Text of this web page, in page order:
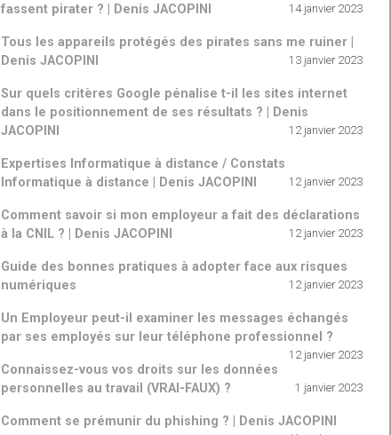
fassent pirater ? | Denis JACOPINI
14 janvier 2023
Tous les appareils protégés des pirates sans me ruiner |
Denis JACOPINI
13 janvier 2023
Sur quels critères Google pénalise t-il les sites internet
dans le positionnement de ses résultats ? | Denis
JACOPINI
12 janvier 2023
Expertises Informatique à distance / Constats
Informatique à distance | Denis JACOPINI
12 janvier 2023
Comment savoir si mon employeur a fait des déclarations
à la CNIL ? | Denis JACOPINI
12 janvier 2023
Guide des bonnes pratiques à adopter face aux risques
numériques
12 janvier 2023
Un Employeur peut-il examiner les messages échangés
par ses employés sur leur téléphone professionnel ?
12 janvier 2023
Connaissez-vous vos droits sur les données
personnelles au travail (VRAI-FAUX) ?
1 janvier 2023
Comment se prémunir du phishing ? | Denis JACOPINI